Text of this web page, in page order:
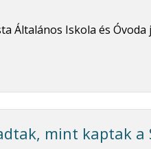
Általános Iskola és
mint kaptak